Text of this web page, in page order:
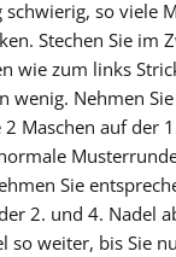
so viele
Stechen Sie im
wie zum links
wenig. Nehmen
Maschen auf der
Sie
2. und 4. Nadel
so weiter, bis Sie